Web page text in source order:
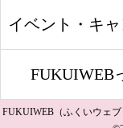
イベント・キ
FUKUIWEB
FUKUIWEB（ふくいウェブ